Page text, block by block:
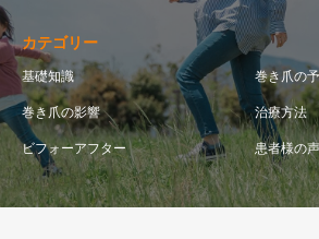
カテゴリー
基礎知識 巻き爪の
巻き爪の影響 治療方法
ビフォーアフター 患者様の声